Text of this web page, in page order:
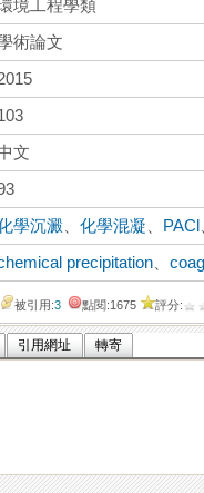
境工程學類
術論文
文
學沉澱 、化學混凝 PACl
precipitation 、
被引用:3 點閱:1675 評分:
引用網址 轉寄